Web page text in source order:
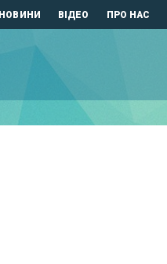
НОВИНИ ВІДЕО ПРО НАС